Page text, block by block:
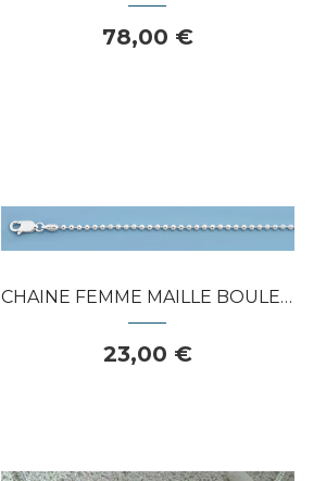
78,00 €
CHAINE FEMME MAILLE BOULE 1,8 MM ARGENT 925
23,00 €